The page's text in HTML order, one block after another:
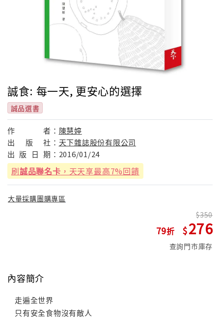
誠食: 每一天, 更安心的選擇
誠品選書
作 者： 陳慧婷
出
版 社： 天下雜誌股份有限公司
出 版 日 期： 2016/01/24
刷誠品聯名卡 ，天天享最高7%回饋
大量採購團購專區
79
350
276
查詢門市庫存
內容簡介
走遍全世界
只有安全食物沒有敵人